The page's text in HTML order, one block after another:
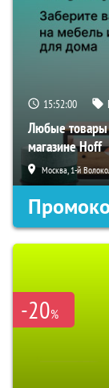
15:51:59
Любые товары
магазине Hoff
Москва, 1-й
-20%